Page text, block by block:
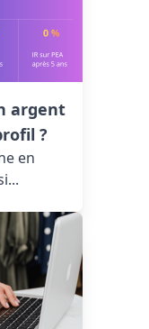
argent
?
en